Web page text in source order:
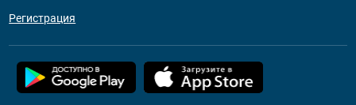
Регистрация